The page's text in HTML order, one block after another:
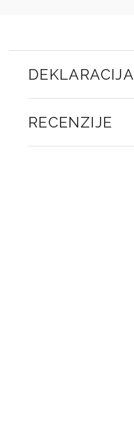
DEKLARACIJA
RECENZIJE